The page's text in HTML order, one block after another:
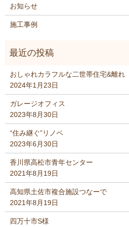
お知らせ
施工事例
おしゃれカラフルな二世帯住宅&離れ
2024年1月23日
ガレージオフィス
2023年8月30日
“住み継ぐ”リノベ
2023年6月30日
香川県高松市青年センター
2021年8月19日
高知県土佐市複合施設つなーで
2021年8月19日
四万十市S様